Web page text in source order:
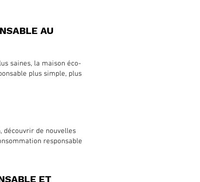
AU
saines, la maison éco-
plus simple, plus
découvrir de nouvelles
responsable
ET